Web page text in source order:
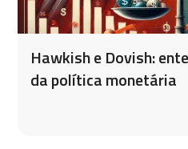
Hawkish e Dovish:
da política monetária